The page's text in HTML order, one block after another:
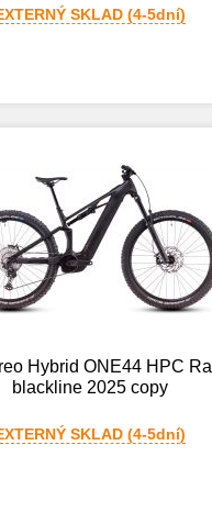
SKLAD (4-5dní)
Hybrid ONE44 HPC
blackline 2025 copy
SKLAD (4-5dní)